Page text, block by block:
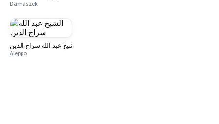
Damaszek
الشيخ عبد الله سراج الدين
Aleppo